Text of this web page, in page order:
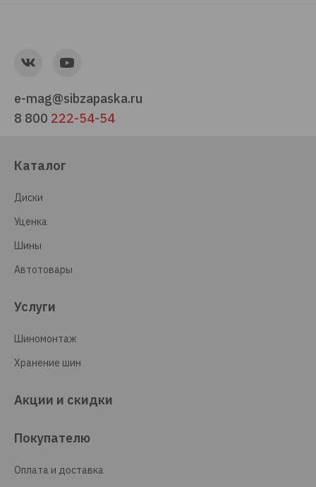
e-mag@sibzapaska.ru
8 800 222-54-54
Каталог
Диски
Уценка
Шины
Автотовары
Услуги
Шиномонтаж
Хранение шин
Акции и скидки
Покупателю
Оплата и доставка